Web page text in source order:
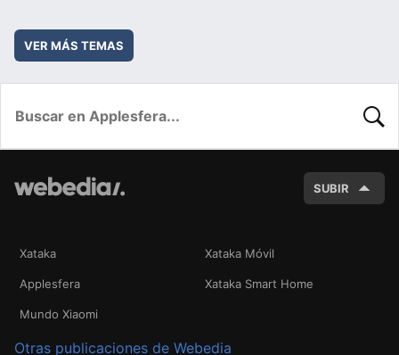
VER MÁS TEMAS
SUBIR
Xataka Xataka Móvil
Applesfera Xataka Smart Home
Mundo Xiaomi
Otras publicaciones de Webedia